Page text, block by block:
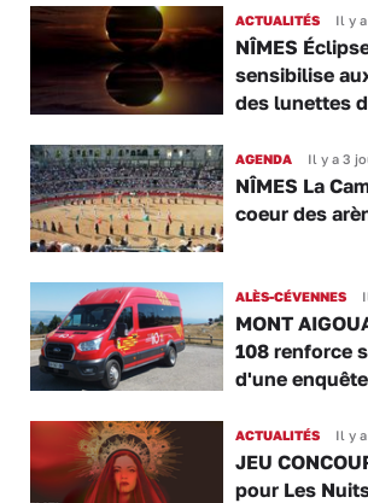
ACTUALITÉS Il y
NÎMES
sensibilise
des lunettes
AGENDA Il y a 3
NÎMES La
coeur des
ALÈS-CÉVENNES
MONT
108 renforce
d'une
ACTUALITÉS Il y
JEU
pour Les